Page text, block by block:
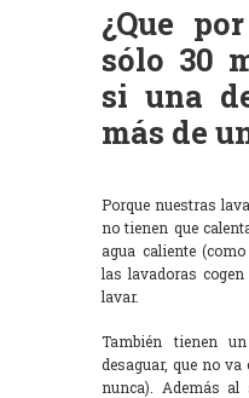
¿Que
sólo 30
si una
más de
Porque nuestras
no tienen que
agua caliente
las lavadoras cogen
lavar.
También tienen
desaguar, que no
nunca). Además